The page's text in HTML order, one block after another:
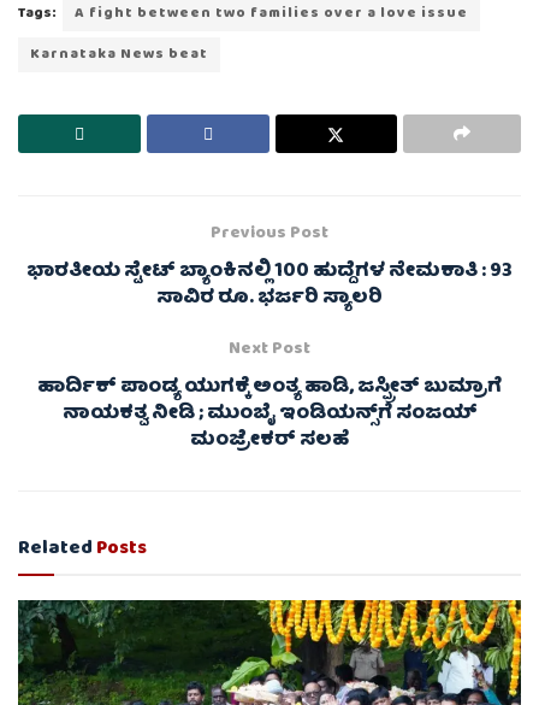
Tags:
A fight between two families over a love issue
Karnataka News beat
Previous Post
ಭಾರತೀಯ ಸ್ಟೇಟ್ ಬ್ಯಾಂಕಿನಲ್ಲಿ 100 ಹುದ್ದೆಗಳ ನೇಮಕಾತಿ : 93
ಸಾವಿರ ರೂ. ಭರ್ಜರಿ ಸ್ಯಾಲರಿ
Next Post
ಹಾರ್ದಿಕ್ ಪಾಂಡ್ಯ ಯುಗಕ್ಕೆ ಅಂತ್ಯ ಹಾಡಿ, ಜಸ್ಪ್ರೀತ್ ಬುಮ್ರಾಗೆ
ನಾಯಕತ್ವ ನೀಡಿ ; ಮುಂಬೈ ಇಂಡಿಯನ್ಸ್‌ಗೆ ಸಂಜಯ್
ಮಂಜ್ರೇಕರ್ ಸಲಹೆ
RelatedPosts